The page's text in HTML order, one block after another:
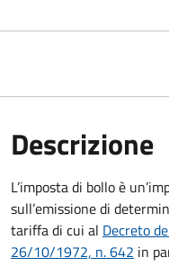
Descrizione
L’imposta di bollo è
sull’emissione di
tariffa di cui al Decreto
26/10/1972, n. 642 in